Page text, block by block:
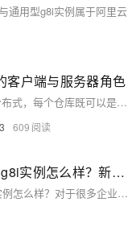
客户端与服务器角色
Git 的核心设计理念是分布式，每个仓库既可以是客户端也可以是服务器。通过 GitHub 远程仓库和本地仓库的协作，Git 实现了高效的版本管理和代码协作。GitHub 作为远程裸仓库，存储项目的完整版本历史并支持多客户端协作；本地仓库则通过 `.git` 文件夹独立管理版本历史，可在离线状态下进行提交、回滚等操作，并通过 `git pull` 和 `git push` 与远程仓库同步。这种分布式特性使得 Git 在代码协作中具备强大的灵活性和可靠性。
609
阿里云服务器ECS g8i实例怎么样？新一代g8i实例技术特性与场景应用解析
阿里云服务器ECS g8i实例怎么样？对于很多企业用户说，云服务器的性能、安全性和AI能力是用户非常关注的。无论是处理大规模数据、运行复杂算法，还是保障业务应用的安全，都需要云服务器具备卓越的性能和强大的功能。阿里云推出的第八代云服务器ECS g8i实例，凭借其卓越的性能、增强的AI能力和全面的安全防护，成为了市场关注的焦点。本文将为大家解析ECS g8i实例的技术特性、产品优势、适用场景及与同类产品的对比，同时介绍其收费标准和活动价格，以供大家了解和选择。